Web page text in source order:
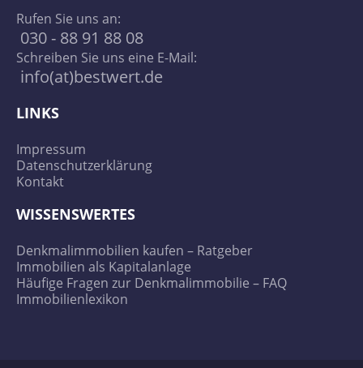
Rufen Sie uns an:
030 - 88 91 88 08
Schreiben Sie uns eine E-Mail:
info(at)bestwert.de
LINKS
Impressum
Datenschutzerklärung
Kontakt
WISSENSWERTES
Denkmalimmobilien kaufen – Ratgeber
Immobilien als Kapitalanlage
Häufige Fragen zur Denkmalimmobilie – FAQ
Immobilienlexikon